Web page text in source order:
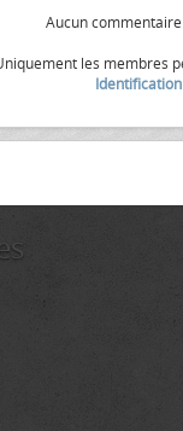
Aucun
les membres
Identification